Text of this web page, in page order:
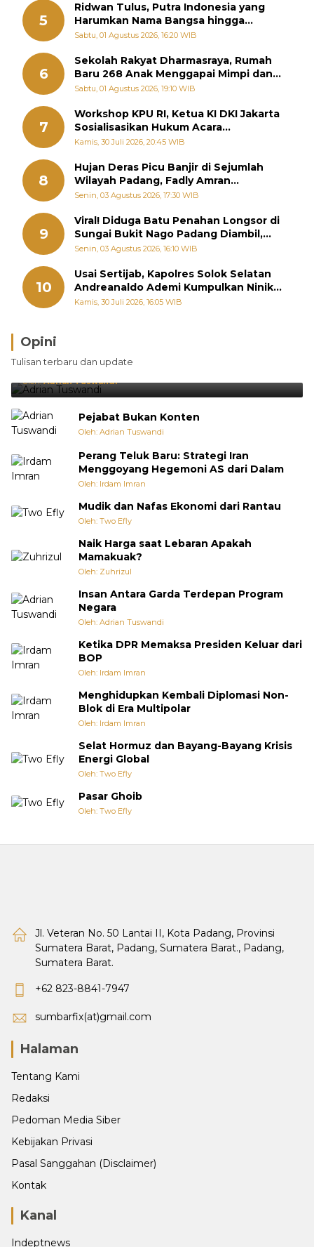
5
Ridwan Tulus, Putra Indonesia yang
Harumkan Nama Bangsa hingga
Diabadikan dalam Buku Jepang
Sabtu, 01 Agustus 2026, 16:20 WIB
6
Sekolah Rakyat Dharmasraya, Rumah
Baru 268 Anak Menggapai Mimpi dan
Memutus Rantai Kemiskinan
Sabtu, 01 Agustus 2026, 19:10 WIB
7
Workshop KPU RI, Ketua KI DKI Jakarta
Sosialisasikan Hukum Acara
Penyelesaian Sengketa Informasi Publik
Kamis, 30 Juli 2026, 20:45 WIB
8
Hujan Deras Picu Banjir di Sejumlah
Wilayah Padang, Fadly Amran
Perintahkan OPD Siaga
Senin, 03 Agustus 2026, 17:30 WIB
9
Viral! Diduga Batu Penahan Longsor di
Sungai Bukit Nago Padang Diambil,
Warga Khawatir Bencana Terulang
Senin, 03 Agustus 2026, 16:10 WIB
10
Usai Sertijab, Kapolres Solok Selatan
Andreanaldo Ademi Kumpulkan Ninik
Mamak Bahas Kamtibmas dan Judi
Kamis, 30 Juli 2026, 16:05 WIB
Opini
Tulisan terbaru dan update
Brasil Lebih Diunggulkan, tetapi Jepang Selalu
Punya Cara Membuat Kejutan
Oleh:Adrian Tuswandi
Pejabat Bukan Konten
Oleh: Adrian Tuswandi
Perang Teluk Baru: Strategi Iran
Menggoyang Hegemoni AS dari Dalam
Oleh: Irdam Imran
Mudik dan Nafas Ekonomi dari Rantau
Oleh: Two Efly
Naik Harga saat Lebaran Apakah
Mamakuak?
Oleh: Zuhrizul
Insan Antara Garda Terdepan Program
Negara
Oleh: Adrian Tuswandi
Ketika DPR Memaksa Presiden Keluar dari
BOP
Oleh: Irdam Imran
Menghidupkan Kembali Diplomasi Non-
Blok di Era Multipolar
Oleh: Irdam Imran
Selat Hormuz dan Bayang-Bayang Krisis
Energi Global
Oleh: Two Efly
Pasar Ghoib
Oleh: Two Efly
Jl. Veteran No. 50 Lantai II, Kota Padang, Provinsi
Sumatera Barat, Padang, Sumatera Barat., Padang,
Sumatera Barat.
+62 823-8841-7947
sumbarfix(at)gmail.com
Halaman
Tentang Kami
Redaksi
Pedoman Media Siber
Kebijakan Privasi
Pasal Sanggahan (Disclaimer)
Kontak
Kanal
Indeptnews